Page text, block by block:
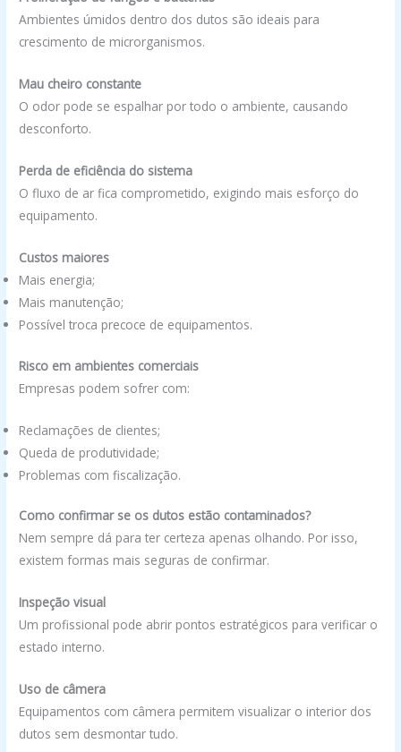
Ambientes úmidos dentro dos dutos são ideais para
crescimento de microrganismos.
Mau cheiro constante
O odor pode se espalhar por todo o ambiente, causando
desconforto.
Perda de eficiência do sistema
O fluxo de ar fica comprometido, exigindo mais esforço do
equipamento.
Custos maiores
Mais energia;
Mais manutenção;
Possível troca precoce de equipamentos.
Risco em ambientes comerciais
Empresas podem sofrer com:
Reclamações de clientes;
Queda de produtividade;
Problemas com fiscalização.
Como confirmar se os dutos estão contaminados?
Nem sempre dá para ter certeza apenas olhando. Por isso,
existem formas mais seguras de confirmar.
Inspeção visual
Um profissional pode abrir pontos estratégicos para verificar o
estado interno.
Uso de câmera
Equipamentos com câmera permitem visualizar o interior dos
dutos sem desmontar tudo.